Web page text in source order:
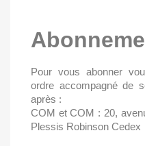
Pour vous abonner
ordre accompagné de
après :
COM et COM : 20,
Plessis Robinson Cedex